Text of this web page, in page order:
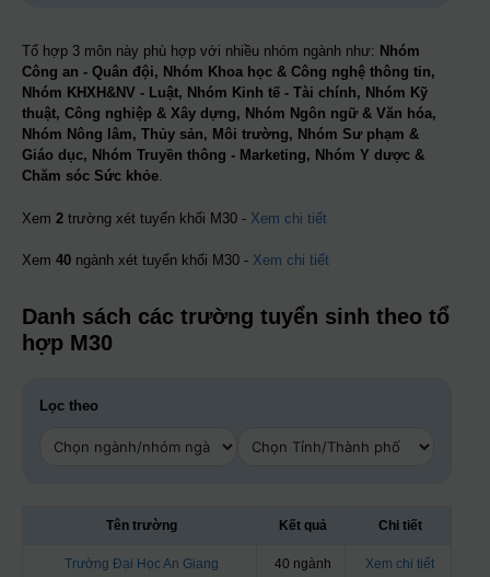
Tổ hợp 3 môn này phù hợp với nhiều nhóm ngành như: Nhóm
Công an - Quân đội, Nhóm Khoa học & Công nghệ thông tin,
Nhóm KHXH&NV - Luật, Nhóm Kinh tế - Tài chính, Nhóm Kỹ
thuật, Công nghiệp & Xây dựng, Nhóm Ngôn ngữ & Văn hóa,
Nhóm Nông lâm, Thủy sản, Môi trường, Nhóm Sư phạm &
Giáo dục, Nhóm Truyền thông - Marketing, Nhóm Y dược &
Chăm sóc Sức khỏe.
Xem 2 trường xét tuyển khối M30 - Xem chi tiết
Xem 40 ngành xét tuyển khối M30 - Xem chi tiết
Danh sách các trường tuyển sinh theo tổ
hợp M30
Lọc theo
Tên trường Kết quả Chi tiết
Trường Đại Học An Giang 40 ngành Xem chi tiết